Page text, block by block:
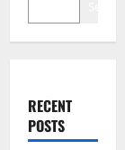
RECENT
POSTS